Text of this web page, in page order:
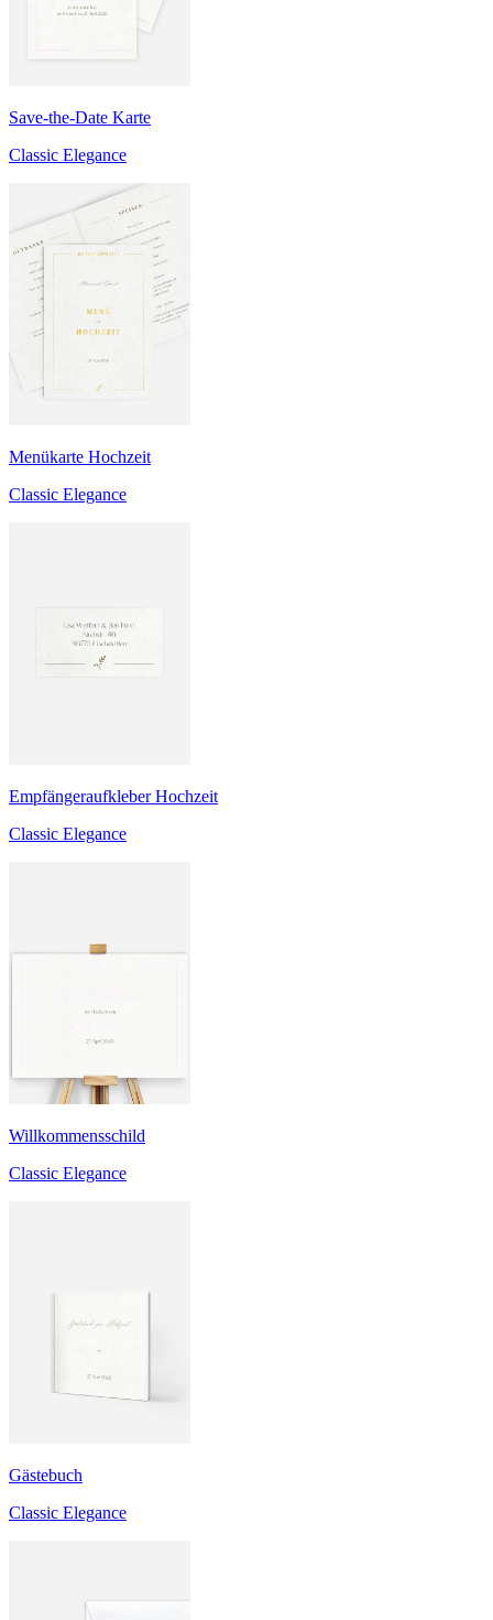
Save-the-Date Karte
Classic Elegance
Menükarte Hochzeit
Classic Elegance
Empfängeraufkleber Hochzeit
Classic Elegance
Willkommensschild
Classic Elegance
Gästebuch
Classic Elegance